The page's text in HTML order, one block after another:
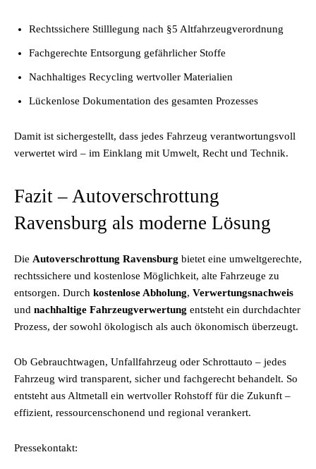
Rechtssichere Stilllegung nach §5 Altfahrzeugverordnung
Fachgerechte Entsorgung gefährlicher Stoffe
Nachhaltiges Recycling wertvoller Materialien
Lückenlose Dokumentation des gesamten Prozesses
Damit ist sichergestellt, dass jedes Fahrzeug verantwortungsvoll
verwertet wird – im Einklang mit Umwelt, Recht und Technik.
Fazit – Autoverschrottung
Ravensburg als moderne Lösung
Die Autoverschrottung Ravensburg bietet eine umweltgerechte,
rechtssichere und kostenlose Möglichkeit, alte Fahrzeuge zu
entsorgen. Durch kostenlose Abholung, Verwertungsnachweis
und nachhaltige Fahrzeugverwertung entsteht ein durchdachter
Prozess, der sowohl ökologisch als auch ökonomisch überzeugt.
Ob Gebrauchtwagen, Unfallfahrzeug oder Schrottauto – jedes
Fahrzeug wird transparent, sicher und fachgerecht behandelt. So
entsteht aus Altmetall ein wertvoller Rohstoff für die Zukunft –
effizient, ressourcenschonend und regional verankert.
Pressekontakt: